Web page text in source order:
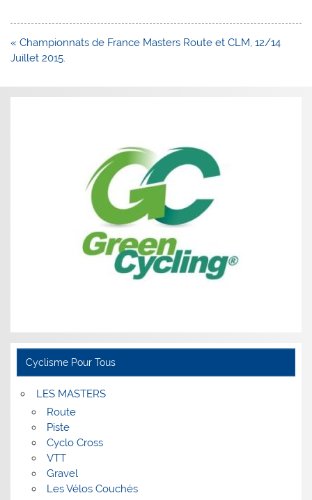
Navigation
de
« Championnats de France Masters Route et CLM, 12/14
Juillet 2015.
Cyclisme Pour Tous
LES MASTERS
Route
Piste
Cyclo Cross
VTT
Gravel
Les Vélos Couchés